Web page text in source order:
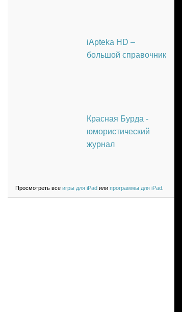
iApteka HD –
большой справочник
Красная Бурда -
юмористический
журнал
Просмотреть все игры для iPad или программы для iPad